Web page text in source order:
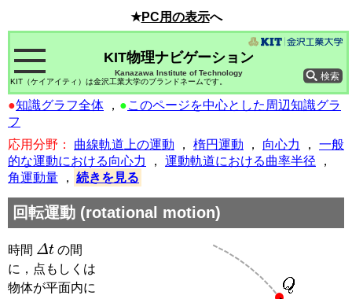
★PC用の表示へ
Kanazawa Institute of Technology
KIT物理ナビゲーション
KIT（ケイアイティ）は金沢工業大学のブランドネームです。
●知識グラフ全体 ， ●このページを中心とした周辺知識グラ
フ
応用分野：
曲線軌道上の運動 ， 楕円運動 ， 向心力 ， 一般
的な運動における向心力
， 運動軌道における曲率半径 ，
角運動量 ， 続きを見る
回転運動 (rotational motion)
時間
Δ
の間
に，点もしくは
物体が平面内に